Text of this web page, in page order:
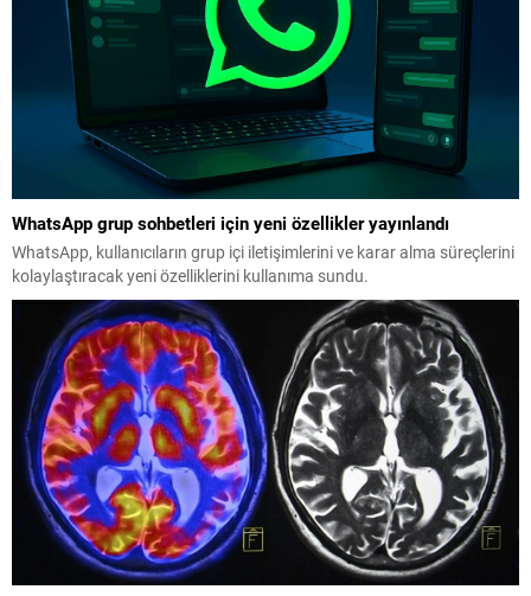
WhatsApp grup sohbetleri için yeni özellikler yayınlandı
WhatsApp, kullanıcıların grup içi iletişimlerini ve karar alma süreçlerini
kolaylaştıracak yeni özelliklerini kullanıma sundu.